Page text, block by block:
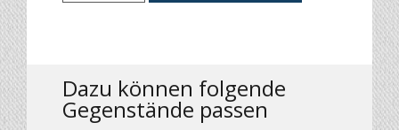
Dazu können folgende
Gegenstände passen